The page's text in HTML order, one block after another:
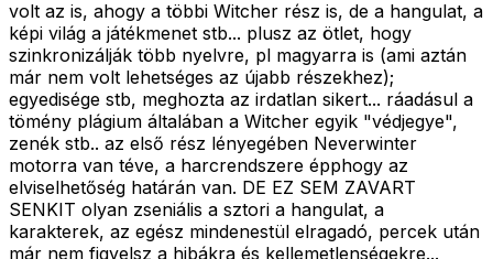
volt az is, ahogy a többi Witcher rész is, de a hangulat, a
képi világ a játékmenet stb... plusz az ötlet, hogy
szinkronizálják több nyelvre, pl magyarra is (ami aztán
már nem volt lehetséges az újabb részekhez);
egyedisége stb, meghozta az irdatlan sikert... ráadásul a
tömény plágium általában a Witcher egyik "védjegye",
zenék stb.. az első rész lényegében Neverwinter
motorra van téve, a harcrendszere épphogy az
elviselhetőség határán van. DE EZ SEM ZAVART
SENKIT olyan zseniális a sztori a hangulat, a
karakterek, az egész mindenestül elragadó, percek után
már nem figyelsz a hibákra és kellemetlenségekre...